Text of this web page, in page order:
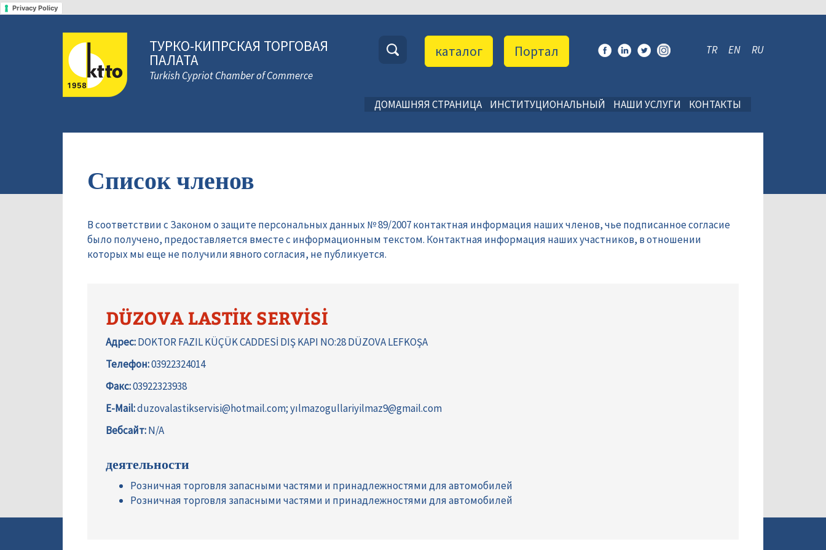
Privacy Policy
ТУРКО-КИПРСКАЯ ТОРГОВАЯ
ПАЛАТА
Turkish Cypriot Chamber of Commerce
TR EN RU
Портал
каталог
ДОМАШНЯЯ СТРАНИЦА ИНСТИТУЦИОНАЛЬНЫЙ НАШИ УСЛУГИ КОНТАКТЫ
Список членов
В соответствии с Законом о защите персональных данных № 89/2007 контактная информация наших членов, чье подписанное согласие
было получено, предоставляется вместе с информационным текстом. Контактная информация наших участников, в отношении
которых мы еще не получили явного согласия, не публикуется.
DÜZOVA LASTİK SERVİSİ
Адрес:DOKTOR FAZIL KÜÇÜK CADDESİ DIŞ KAPI NO:28 DÜZOVA LEFKOŞA
Телефон:03922324014
Факс:03922323938
E-Mail:duzovalastikservisi@hotmail.com; yılmazogullariyilmaz9@gmail.com
Вебсайт:N/A
деятельности
Розничная торговля запасными частями и принадлежностями для автомобилей
Розничная торговля запасными частями и принадлежностями для автомобилей